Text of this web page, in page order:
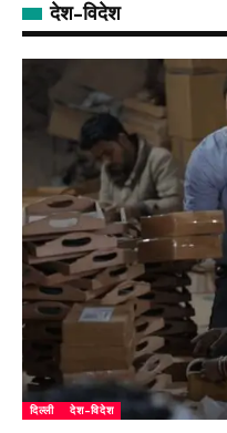
देश-विदेश
दिल्ली देश-विदेश